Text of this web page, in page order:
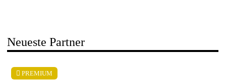
Neueste Partner
PREMIUM